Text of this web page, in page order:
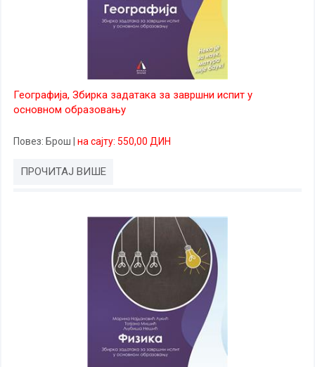
Географија, Збирка задатака за завршни испит у
основном образовању
Повез: Брош на сајту: 550,00 ДИН
ПРОЧИТАЈ ВИШЕ